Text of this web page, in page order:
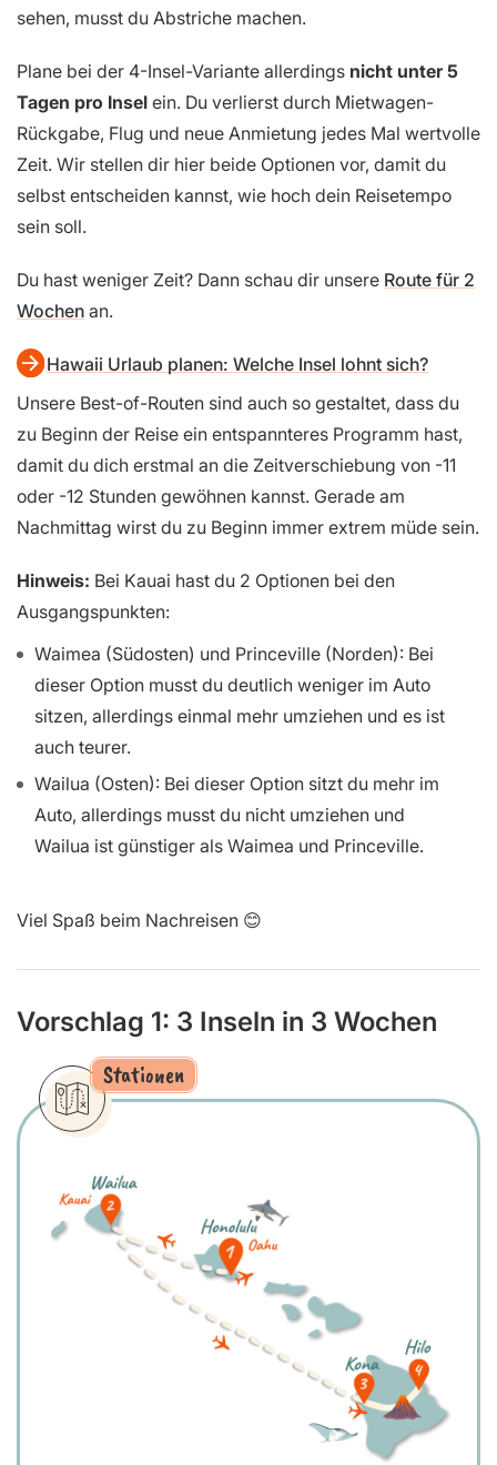
sehen, musst du Abstriche machen.
Plane bei der 4-Insel-Variante allerdings nicht unter 5
Tagen pro Insel ein. Du verlierst durch Mietwagen-
Rückgabe, Flug und neue Anmietung jedes Mal wertvolle
Zeit. Wir stellen dir hier beide Optionen vor, damit du
selbst entscheiden kannst, wie hoch dein Reisetempo
sein soll.
Du hast weniger Zeit? Dann schau dir unsere Route für 2
Wochen an.
Hawaii Urlaub planen: Welche Insel lohnt sich?
Unsere Best-of-Routen sind auch so gestaltet, dass du
zu Beginn der Reise ein entspannteres Programm hast,
damit du dich erstmal an die Zeitverschiebung von -11
oder -12 Stunden gewöhnen kannst. Gerade am
Nachmittag wirst du zu Beginn immer extrem müde sein.
Hinweis: Bei Kauai hast du 2 Optionen bei den
Ausgangspunkten:
Waimea (Südosten) und Princeville (Norden): Bei
dieser Option musst du deutlich weniger im Auto
sitzen, allerdings einmal mehr umziehen und es ist
auch teurer.
Wailua (Osten): Bei dieser Option sitzt du mehr im
Auto, allerdings musst du nicht umziehen und
Wailua ist günstiger als Waimea und Princeville.
Viel Spaß beim Nachreisen 😊
Vorschlag 1: 3 Inseln in 3 Wochen
Stationen